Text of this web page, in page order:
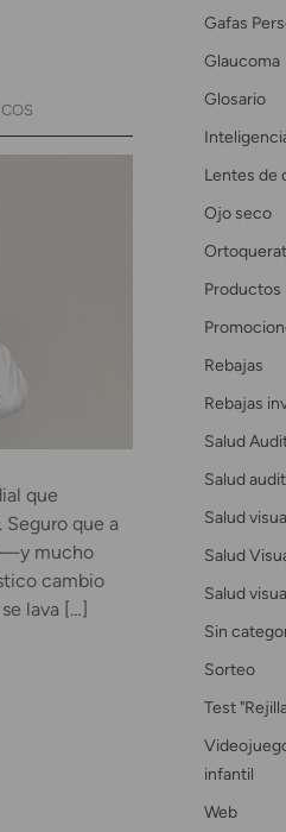
que
que a
—y mucho
cambio
lava […]
Gafas
Glaucoma
Glosario
Lentes de
Ojo seco
Productos
Rebajas
Rebajas
Salud
Salud
Salud
Salud
Salud
Sin
Sorteo
Test
infantil
Web